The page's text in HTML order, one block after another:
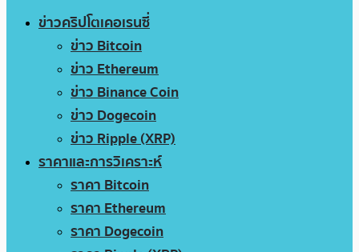
ข่าวคริปโตเคอเรนซี่
ข่าว Bitcoin
ข่าว Ethereum
ข่าว Binance Coin
ข่าว Dogecoin
ข่าว Ripple (XRP)
ราคาและการวิเคราะห์
ราคา Bitcoin
ราคา Ethereum
ราคา Dogecoin